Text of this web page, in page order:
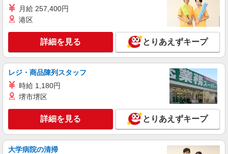
すき家 高崎IC店
すき家の店舗スタッフ（接客・調理・清掃な
時給1,150円 ※22:00〜翌5:00：時給1,438円 ※
高校生時給1,080円 ※早朝手当（5:00〜9:00）時給
＋150円
群馬県高崎市島野町大岩996-1
キープ 詳細を見る
久兵衛屋 高崎矢中店
うどん屋のホール・キッチン
時給1,070円＋交通費支給 ◆22時以降は時給
月給 257,400円
港区
詳細を見る とりあえずキープ
レジ・商品陳列スタッフ
時給 1,180円
堺市堺区
詳細を見る とりあえずキープ
大学病院の清掃